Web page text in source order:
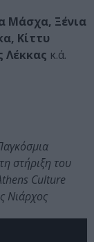
Μάσχα, Ξένια
Κίττυ
Λέκκας κ.ά.
στήριξη του
Culture
Νιάρχος